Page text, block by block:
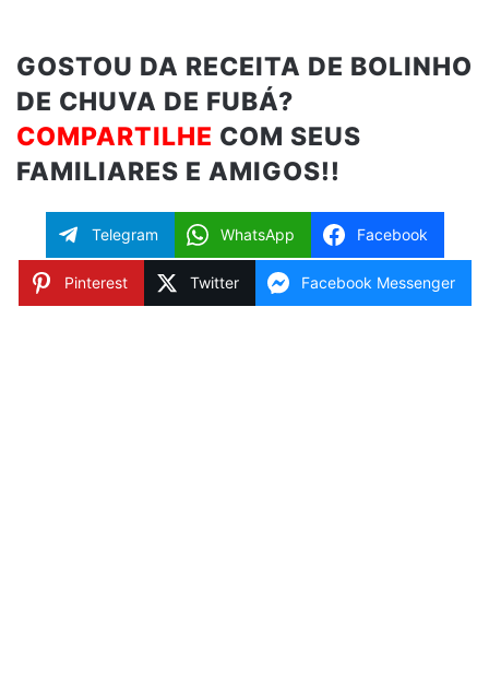
GOSTOU DA RECEITA DE BOLINHO
DE CHUVA DE FUBÁ?
COMPARTILHE COM SEUS
FAMILIARES E AMIGOS!!
Telegram WhatsApp Facebook
Pinterest Twitter Facebook Messenger